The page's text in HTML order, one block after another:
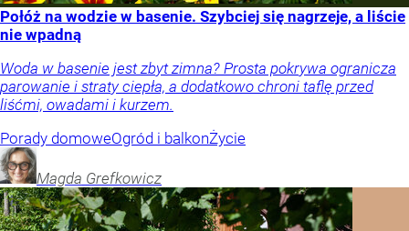
Połóż na wodzie w basenie. Szybciej się nagrzeje, a liście
nie wpadną
Woda w basenie jest zbyt zimna? Prosta pokrywa ogranicza
parowanie i straty ciepła, a dodatkowo chroni taflę przed
liśćmi, owadami i kurzem.
Porady domoweOgród i balkonŻycie
Magda Grefkowicz